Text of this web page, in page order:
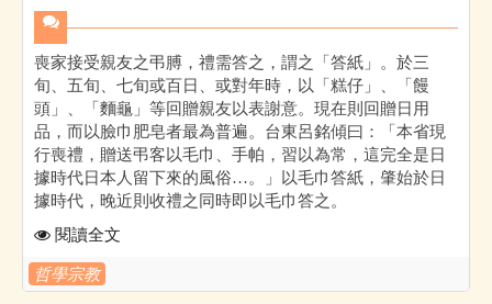
喪家接受親友之弔膊，禮需答之，謂之「答紙」。於三
旬、五旬、七旬或百日、或對年時，以「糕仔」、「饅
頭」、「麵龜」等回贈親友以表謝意。現在則回贈日用
品，而以臉巾肥皂者最為普遍。台東呂銘傾曰：「本省現
行喪禮，贈送弔客以毛巾、手帕，習以為常，這完全是日
據時代日本人留下來的風俗…。」以毛巾答紙，肇始於日
據時代，晚近則收禮之同時即以毛巾答之。
閱讀全文
哲學宗教